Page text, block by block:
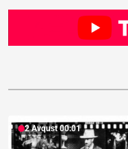
2 Avqust 00:01